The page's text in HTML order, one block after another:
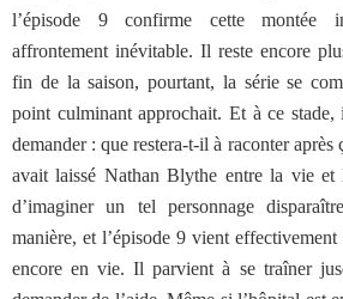
l’épisode 9 confirme cette montée
affrontement inévitable. Il reste encore
fin de la saison, pourtant, la série se
point culminant approchait. Et à ce stade,
demander : que restera-t-il à raconter après
avait laissé Nathan Blythe entre la vie
d’imaginer un tel personnage
manière, et l’épisode 9 vient
encore en vie. Il parvient à se traîner